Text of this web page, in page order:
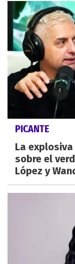
PICANTE
La
sobre el
López y